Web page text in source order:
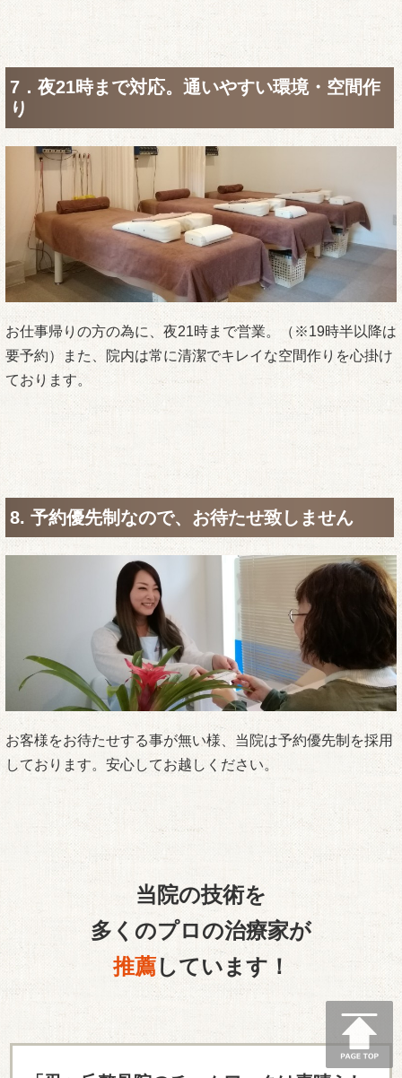
7．夜21時まで対応。通いやすい環境・空間作
り
お仕事帰りの方の為に、夜21時まで営業。（※19時半以降は
要予約）また、院内は常に清潔でキレイな空間作りを心掛け
ております。
8. 予約優先制なので、お待たせ致しません
お客様をお待たせする事が無い様、当院は予約優先制を採用
しております。安心してお越しください。
当院の技術を
多くのプロの治療家が
推薦しています！